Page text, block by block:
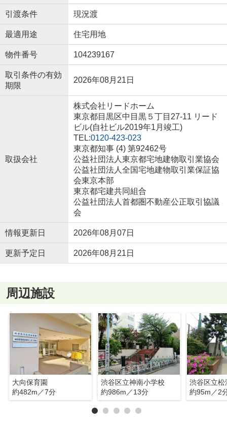
引渡条件 現況渡
最適用途 住宅用地
物件番号 104239167
取引条件の有効
期限
2026年08月21日
取扱会社
株式会社リードホーム
東京都目黒区中目黒５丁目27-11 リード
ビル(自社ビル2019年1月竣工)
TEL:0120-423-023
東京都知事 (4) 第92462号
公益社団法人東京都宅地建物取引業協会
公益社団法人全国宅地建物取引業保証協
会東京本部
東京都宅建共同組合
公益社団法人首都圏不動産公正取引協議
会
情報更新日 2026年08月07日
更新予定日 2026年08月21日
周辺施設
大向保育園
約482m／7分
渋谷区立神南小学校
約986m／13分
渋谷区立松
約95m／2